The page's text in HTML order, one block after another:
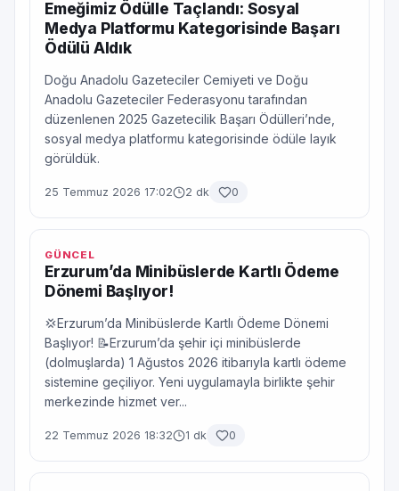
Emeğimiz Ödülle Taçlandı: Sosyal
Medya Platformu Kategorisinde Başarı
Ödülü Aldık
Doğu Anadolu Gazeteciler Cemiyeti ve Doğu
Anadolu Gazeteciler Federasyonu tarafından
düzenlenen 2025 Gazetecilik Başarı Ödülleri’nde,
sosyal medya platformu kategorisinde ödüle layık
görüldük.
25 Temmuz 2026 17:02 2 dk 0
GÜNCEL
Erzurum’da Minibüslerde Kartlı Ödeme
Dönemi Başlıyor!
💢Erzurum’da Minibüslerde Kartlı Ödeme Dönemi
Başlıyor! 📝Erzurum’da şehir içi minibüslerde
(dolmuşlarda) 1 Ağustos 2026 itibarıyla kartlı ödeme
sistemine geçiliyor. Yeni uygulamayla birlikte şehir
merkezinde hizmet ver...
22 Temmuz 2026 18:32 1 dk 0